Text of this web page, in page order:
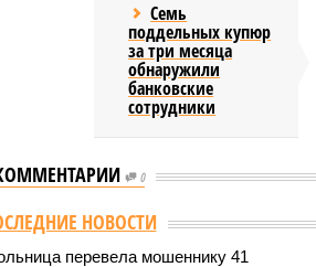
Семь
поддельных купюр
за три месяца
обнаружили
банковские
сотрудники
0
НОВОСТИ
перевела мошеннику 41